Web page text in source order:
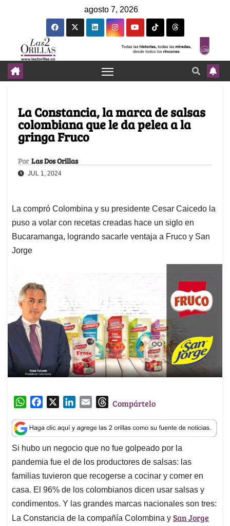
agosto 7, 2026
La Constancia, la marca de salsas
colombiana que le da pelea a la
gringa Fruco
Por Las Dos Orillas
JUL 1, 2024
La compró Colombina y su presidente Cesar Caicedo la
puso a volar con recetas creadas hace un siglo en
Bucaramanga, logrando sacarle ventaja a Fruco y San
Jorge
W
a
t
s
A
p
p
c
e
b
o
o
k
n
k
e
d
I
n
a
i
l
T
r
e
a
d
s
Compártelo
Si hubo un negocio que no fue golpeado por la
pandemia fue el de los productores de salsas: las
familias tuvieron que recogerse a cocinar y comer en
casa. El 96% de los colombianos dicen usar salsas y
condimentos. Y las grandes marcas nacionales son tres:
La Constancia de la compañía Colombina y San Jorge